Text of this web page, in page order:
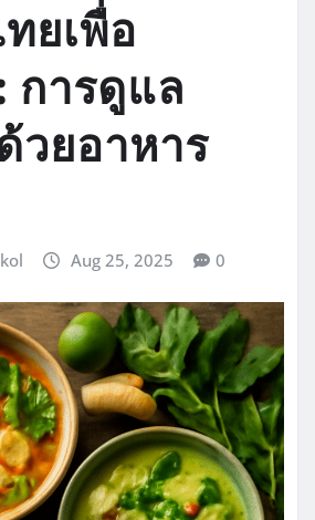
ยเพื่อ
การดูแล
วยอาหาร
Aug 25, 2025 0